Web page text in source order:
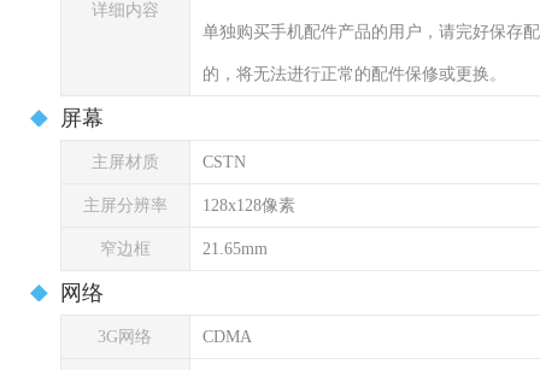
详细内容
单独购买手机配件产品的用户，请完好保存
的，将无法进行正常的配件保修或更换。
屏幕
主屏材质 CSTN
主屏分辨率 128x128像素
窄边框 21.65mm
网络
3G网络 CDMA